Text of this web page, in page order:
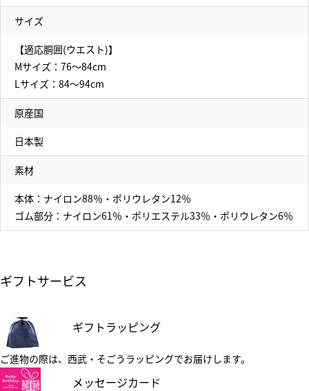
サイズ
【適応胴囲(ウエスト)】
Mサイズ：76～84cm
Lサイズ：84～94cm
原産国
日本製
素材
本体：ナイロン88％・ポリウレタン12％
ゴム部分：ナイロン61％・ポリエステル33％・ポリウレタン6％
ギフトサービス
ギフトラッピング
ご進物の際は、西武・そごうラッピングでお届けします。
メッセージカード